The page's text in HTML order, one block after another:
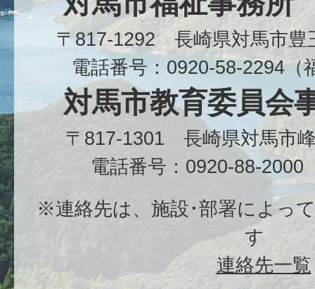
〒817-1292 長崎県対馬市
電話番号：0920-58-2294（
対馬市教育委員会
〒817-1301 長崎県対馬市
電話番号：0920-88-2000
※連絡先は、施設･部署によっ
す
連絡先一覧